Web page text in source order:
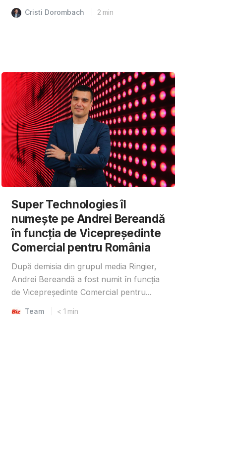
Cristi Dorombach 2 min
Super Technologies îl
numește pe Andrei Bereandă
în funcția de Vicepreședinte
Comercial pentru România
După demisia din grupul media Ringier,
Andrei Bereandă a fost numit în funcția
de Vicepreședinte Comercial pentru...
Team < 1 min